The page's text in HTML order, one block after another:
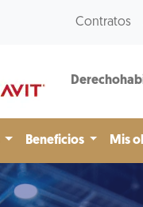
Contratos
Beneficios Mis